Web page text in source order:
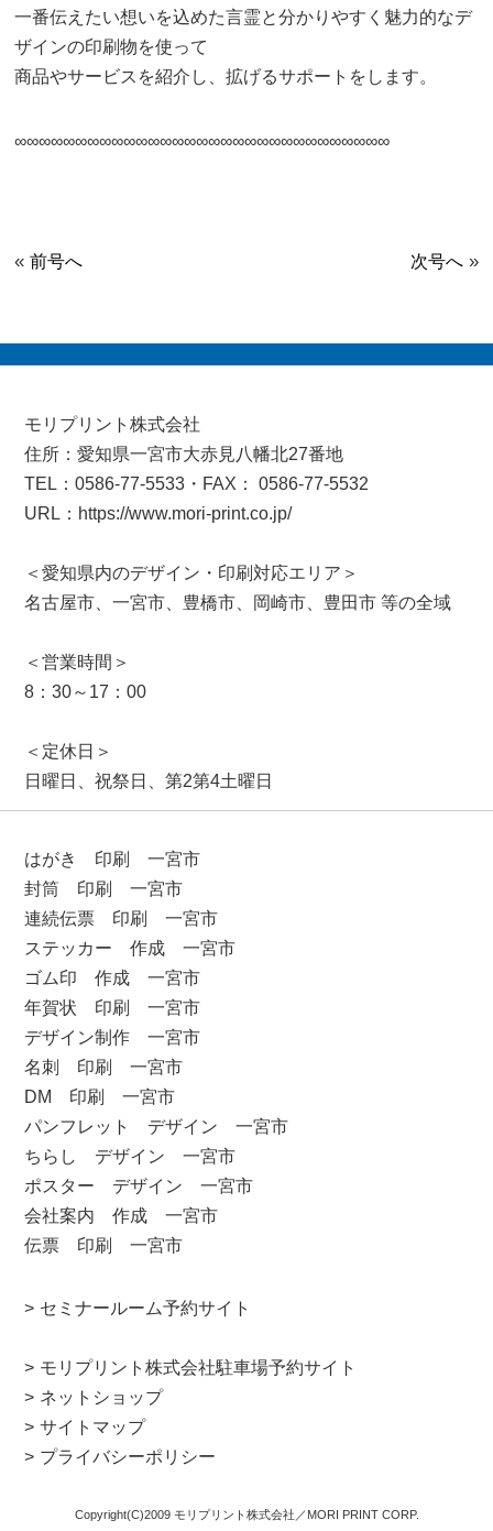
一番伝えたい想いを込めた言霊と分かりやすく魅力的なデ
ザインの印刷物を使って
商品やサービスを紹介し、拡げるサポートをします。
∞∞∞∞∞∞∞∞∞∞∞∞∞∞∞∞∞∞∞∞∞∞∞∞∞∞∞∞∞∞∞
«前号へ 次号へ»
はがき 印刷 一宮市
封筒 印刷 一宮市
連続伝票 印刷 一宮市
ステッカー 作成 一宮市
ゴム印 作成 一宮市
年賀状 印刷 一宮市
デザイン制作 一宮市
名刺 印刷 一宮市
DM 印刷 一宮市
パンフレット デザイン 一宮市
ちらし デザイン 一宮市
ポスター デザイン 一宮市
会社案内 作成 一宮市
伝票 印刷 一宮市
セミナールーム予約サイト
モリプリント株式会社駐車場予約サイト
ネットショップ
サイトマップ
プライバシーポリシー
モリプリント株式会社
住所：愛知県一宮市大赤見八幡北27番地
TEL：0586-77-5533・FAX： 0586-77-5532
URL：https://www.mori-print.co.jp/
＜愛知県内のデザイン・印刷対応エリア＞
名古屋市、一宮市、豊橋市、岡崎市、豊田市 等の全域
＜営業時間＞
8：30～17：00
＜定休日＞
日曜日、祝祭日、第2第4土曜日
Copyright(C)2009 モリプリント株式会社／MORI PRINT CORP.